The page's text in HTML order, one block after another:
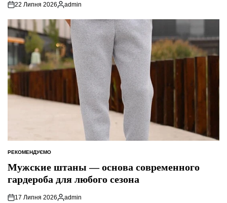
22 Липня 2026
Опубліковано
admin
ОПУБЛІКУВАТИ
РЕКОМЕНДУЄМО
Мужские штаны — основа современного
гардероба для любого сезона
17 Липня 2026
Опубліковано
admin